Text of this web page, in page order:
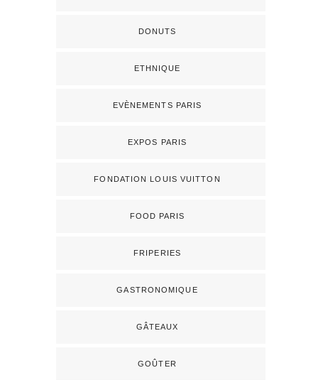
DONUTS
ETHNIQUE
EVÈNEMENTS PARIS
EXPOS PARIS
FONDATION LOUIS VUITTON
FOOD PARIS
FRIPERIES
GASTRONOMIQUE
GÂTEAUX
GOÛTER